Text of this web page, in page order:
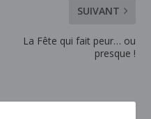
SUIVANT
La Fête qui fait peur… ou
presque !